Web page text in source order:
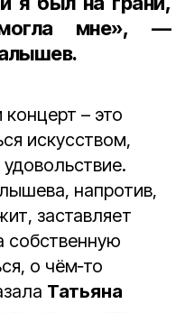
мне», —
– это
искусством,
напротив,
заставляет
собственную
о чём‑то
Татьяна